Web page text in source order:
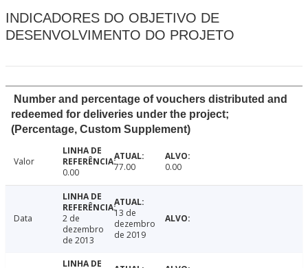
INDICADORES DO OBJETIVO DE
DESENVOLVIMENTO DO PROJETO
Number and percentage of vouchers distributed and
redeemed for deliveries under the project;
(Percentage, Custom Supplement)
Valor
0.00
77.00 0.00
Data
2 de
dezembro
de 2013
13 de
dezembro
de 2019